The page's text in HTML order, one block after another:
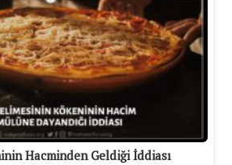
Hacminden Geldiği İddiası